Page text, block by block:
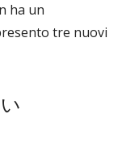
ha un
tre nuovi